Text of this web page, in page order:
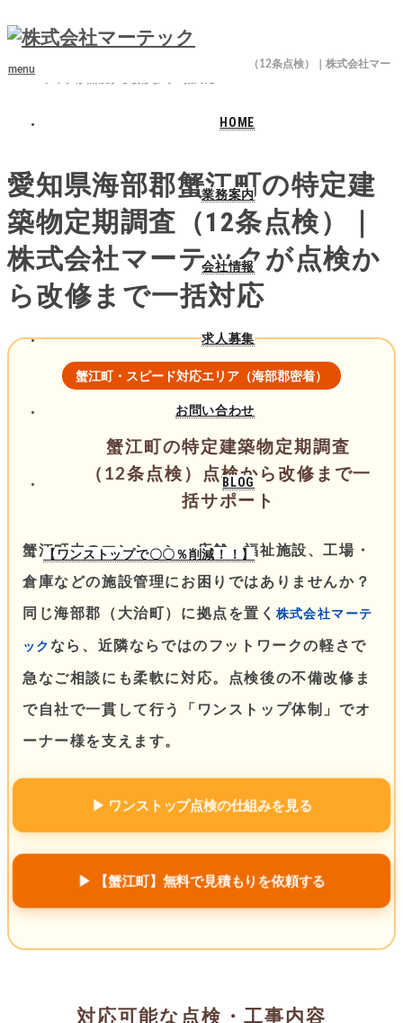
menu
HOME
業務案内
会社情報
求人募集
お問い合わせ
BLOG
【ワンストップで〇〇％削減！！】
ブログ
愛知県海部郡蟹江町
愛知県海部郡蟹江町の特定建築物定期調査（12条点検）｜株式会社マー
愛知県海部郡蟹江町の特定建
築物定期調査（12条点検）｜
株式会社マーテックが点検か
ら改修まで一括対応
蟹江町・スピード対応エリア（海部郡密着）
蟹江町の特定建築物定期調査
（12条点検）点検から改修まで一
括サポート
蟹江町内のマンション、店舗、福祉施設、工場・
倉庫などの施設管理にお困りではありませんか？
同じ海部郡（大治町）に拠点を置く 株式会社マーテ
ック なら、近隣ならではのフットワークの軽さで
急なご相談にも柔軟に対応。点検後の不備改修ま
で自社で一貫して行う「ワンストップ体制」でオ
ーナー様を支えます。
▶ ワンストップ点検の仕組みを見る
▶ 【蟹江町】無料で見積もりを依頼する
対応可能な点検・工事内容